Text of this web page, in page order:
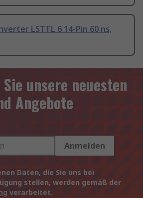
LSTTL 6 14-Pin 60 ns,
unsere neuesten
Angebote
Anmelden
Daten, die Sie uns bei
stellen, werden gemäß der
verarbeitet.